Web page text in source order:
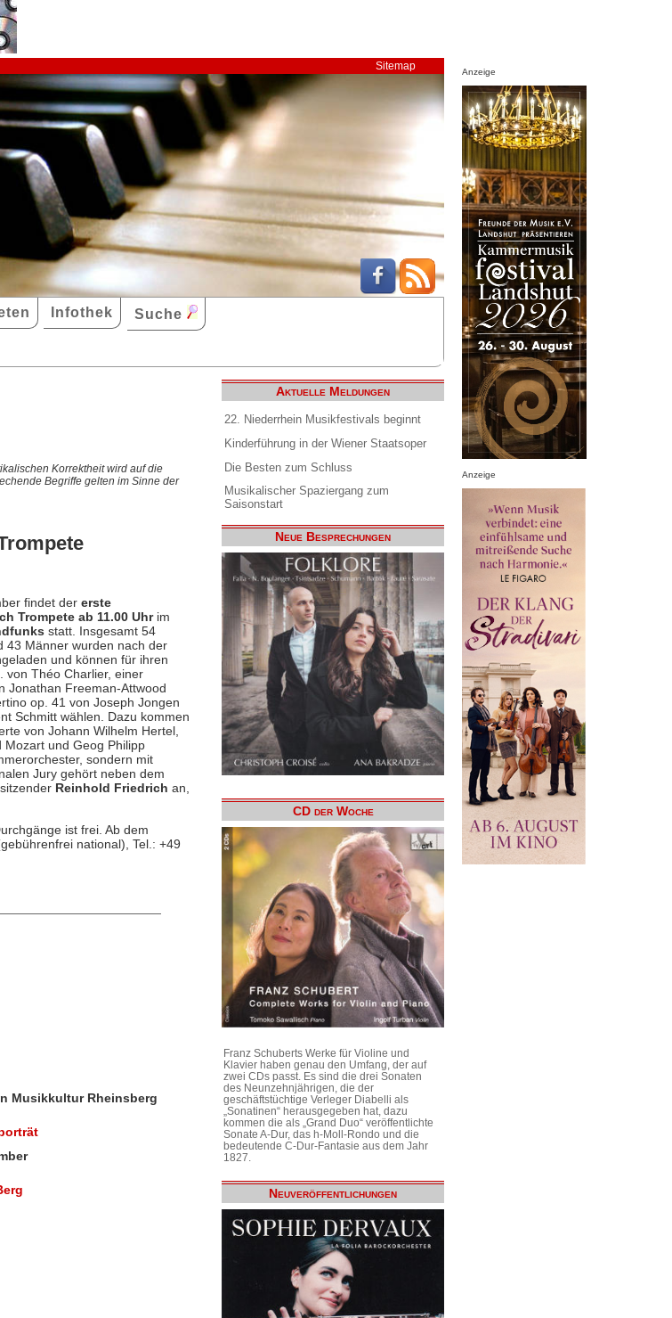
Sitemap
Infothek Suche
Korrektheit wird auf die
Begriffe gelten im Sinne der
findet der erste
Trompete ab 11.00 Uhrim
statt. Insgesamt 54
43 Männer wurden nach der
und können für ihren
von Théo Charlier, einer
Jonathan Freeman-Attwood
op. 41 von Joseph Jongen
Schmitt wählen. Dazu kommen
von Johann Wilhelm Hertel,
und Geog Philipp
sondern mit
Jury gehört neben dem
Reinhold Friedrich an,
ist frei. Ab dem
national), Tel.: +49
Musikkultur Rheinsberg
Aktuelle Meldungen
22. Niederrhein Musikfestivals beginnt
Kinderführung in der Wiener Staatsoper
Die Besten zum Schluss
Musikalischer Spaziergang zum
Saisonstart
Neue Besprechungen
CD der Woche
Franz Schuberts Werke für Violine und
Klavier haben genau den Umfang, der auf
zwei CDs passt. Es sind die drei Sonaten
des Neunzehnjährigen, die der
geschäftstüchtige Verleger Diabelli als
„Sonatinen“ herausgegeben hat, dazu
kommen die als „Grand Duo“ veröffentlichte
Sonate A-Dur, das h-Moll-Rondo und die
bedeutende C-Dur-Fantasie aus dem Jahr
1827.
Neuveröffentlichungen
Anzeige
Anzeige